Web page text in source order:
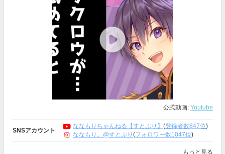
公式動画: Youtube
SNSアカウント
ななもりちゃんねる【すとぷり】 (登録者数847位)
ななもり。@すとぷり (フォロワー数1047位)
もっと見る